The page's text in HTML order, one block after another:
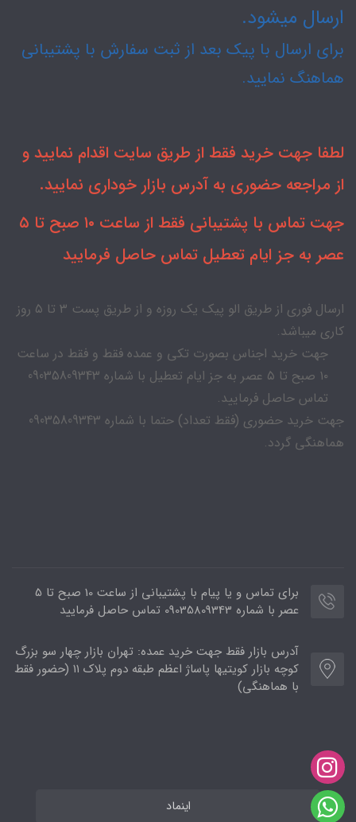
ارسال میشود.
برای ارسال با پیک بعد از ثبت سفارش با پشتیبانی
هماهنگ نمایید.
لطفا جهت خرید فقط از طریق سایت اقدام نمایید و
از مراجعه حضوری به آدرس بازار خوداری نمایید.
جهت تماس با پشتیبانی فقط از ساعت ۱۰ صبح تا ۵
عصر به جز ایام تعطیل تماس حاصل فرمایید
ارسال فوری از طریق الو پیک یک روزه و از طریق پست ۳ تا ۵ روز
کاری میباشد.
جهت خرید اجناس بصورت تکی و عمده فقط و فقط در ساعت
۱۰ صبح تا ۵ عصر به جز ایام تعطیل با شماره 09035809343
تماس حاصل فرمایید.
جهت خرید حضوری (فقط تعداد) حتما با شماره 09035809343
هماهنگی گردد.
برای تماس و یا پیام با پشتیبانی از ساعت 10 صبح تا 5
عصر با شماره 09035809343 تماس حاصل فرمایید
آدرس بازار فقط جهت خرید عمده: تهران بازار چهار سو بزرگ
کوچه بازار کویتیها پاساژ اعظم طبقه دوم پلاک ۱۱ (حضور فقط
با هماهنگی)
اینماد